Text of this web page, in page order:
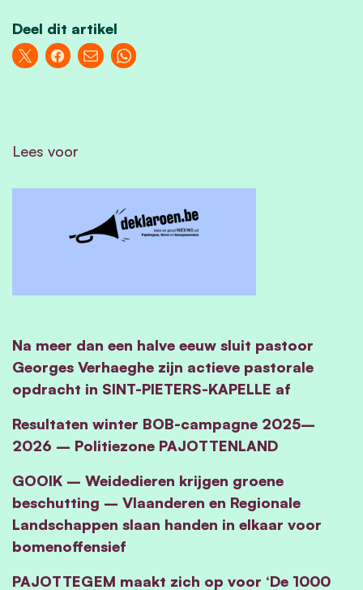
Deel dit artikel
Lees voor
Na meer dan een halve eeuw sluit pastoor
Georges Verhaeghe zijn actieve pastorale
opdracht in SINT-PIETERS-KAPELLE af
Resultaten winter BOB-campagne 2025–
2026 – Politiezone PAJOTTENLAND
GOOIK – Weidedieren krijgen groene
beschutting – Vlaanderen en Regionale
Landschappen slaan handen in elkaar voor
bomenoffensief
PAJOTTEGEM maakt zich op voor ‘De 1000